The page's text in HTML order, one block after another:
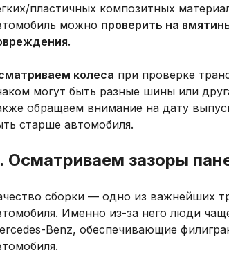
пластичных композитных
можно проверить на
колеса при проверке
могут быть разные шины или
обращаем внимание на дату
старше автомобиля.
Осматриваем зазоры
сборки — одно из важнейших
Именно из-за него люди
Benz, обеспечивающие